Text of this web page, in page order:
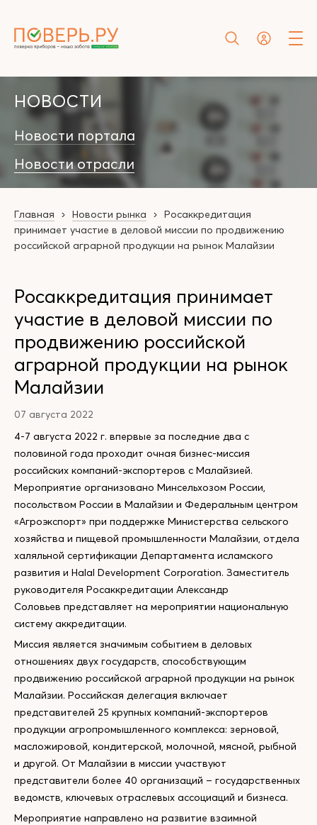
НОВОСТИ
Новости портала
Новости отрасли
Главная Новости рынка
Росаккредитация
принимает участие в деловой миссии по продвижению
российской аграрной продукции на рынок Малайзии
Росаккредитация принимает
участие в деловой миссии по
продвижению российской
аграрной продукции на рынок
Малайзии
07 августа 2022
4-7 августа 2022 г. впервые за последние два с
половиной года проходит очная бизнес-миссия
российских компаний-экспортеров с Малайзией.
Мероприятие организовано Минсельхозом России,
посольством России в Малайзии и Федеральным центром
«Агроэкспорт» при поддержке Министерства сельского
хозяйства и пищевой промышленности Малайзии, отдела
халяльной сертификации Департамента исламского
развития и Halal Development Corporation. Заместитель
руководителя Росаккредитации Александр
Соловьев представляет на мероприятии национальную
систему аккредитации.
Миссия является значимым событием в деловых
отношениях двух государств, способствующим
продвижению российской аграрной продукции на рынок
Малайзии. Российская делегация включает
представителей 25 крупных компаний-экспортеров
продукции агропромышленного комплекса: зерновой,
масложировой, кондитерской, молочной, мясной, рыбной
и другой. От Малайзии в миссии участвуют
представители более 40 организаций – государственных
ведомств, ключевых отраслевых ассоциаций и бизнеса.
Мероприятие направлено на развитие взаимной